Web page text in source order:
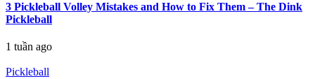
3 Pickleball Volley Mistakes and How to Fix Them – The Dink
Pickleball
1 tuần ago
Pickleball